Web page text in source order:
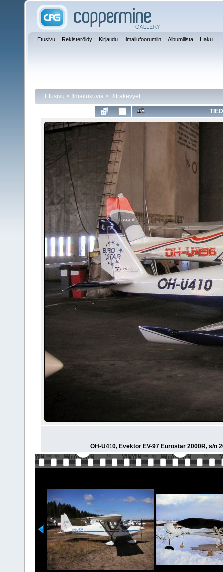
Etusivu Rekisteröidy Kirjaudu Ilmailufoorumiin Albumilista Haku
Etusivu > Ilmailukuvia > Ultrakevyet
OH-U410, Evektor EV-97 Eurostar 2000R, s/n